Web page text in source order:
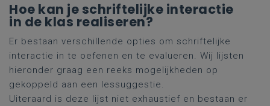
Hoe kan je schriftelijke interactie
in de klas realiseren?
Er bestaan verschillende opties om schriftelijke
interactie in te oefenen en te evalueren. Wij lijsten
hieronder graag een reeks mogelijkheden op
gekoppeld aan een lessuggestie.
Uiteraard is deze lijst niet exhaustief en bestaan er